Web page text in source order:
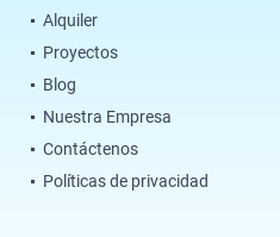
Alquiler
Proyectos
Blog
Nuestra Empresa
Contáctenos
Políticas de privacidad